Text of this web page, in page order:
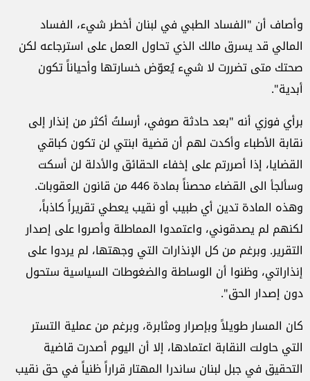
وأصاف أن "الفساد الطبي في لبنان أخطر شيء، الفساد
المالي قد يسرق مالك الذي تحاول العمل على استرجاعه لكن
صحتك متى تضررت لا شيء يُعوّض خسارتها وأحياناً تكون
أبدية".
برأي فوزي أنه "بعد حادثة صوفي، أرسلتُ أكثر من إنذار إلى
نقابة الأطباء وأكدت لهم أن قضية ابنتي لن تكون كباقي
القضايا، إذا أصررتم على إخفاء الحقائق والأدلة لن أسكت
وسألجأ الى القضاء محصناً بمادة 446 من قانون العقوبات.
وهذه المادة تدين أي طبيب أو نقيب يعطي تقريراً كاذباً،
لكنهم لم يصدقوني، واعتمدوا المماطلة وأصروا على إصدار
التقرير. وبرغم من كل الإنذارات التي وجهتها، لم يردوا على
إنذاراتي، وظنوا أن الوساطة والضغوطات السياسية ستحول
دون إصدار الحق".
كان المسار طويلاً وبإصرار ومثابرة، وبرغم من عملية التستر
التي حاولت النقابة اعتمادها، إلا أن اليوم أصدرت قاضية
التحقيق في جبل لبنان ساندرا المهتار قراراً ظنياً في حق نقيب